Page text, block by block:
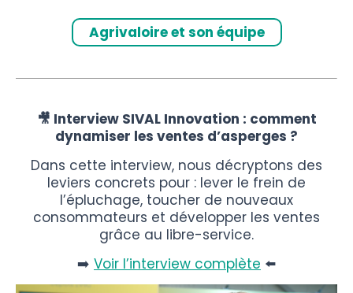
Agrivaloire et son équipe
🎥 Interview SIVAL Innovation : comment
dynamiser les ventes d’asperges ?
Dans cette interview, nous décryptons des
leviers concrets pour : lever le frein de
l’épluchage, toucher de nouveaux
consommateurs et développer les ventes
grâce au libre-service.
➡️ Voir l’interview complète ⬅️